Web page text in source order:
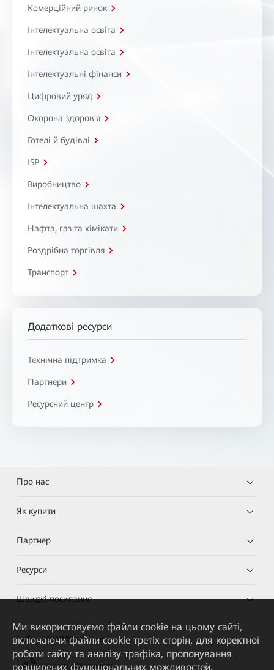
Комерційний ринок
Інтелектуальна освіта
Інтелектуальна освіта
Інтелектуальні фінанси
Цифровий уряд
Охорона здоров'я
Готелі й будівлі
ISP
Виробництво
Інтелектуальна шахта
Нафта, газ та хімікати
Роздрібна торгівля
Транспорт
Додаткові ресурси
Технічна підтримка
Партнери
Ресурсний центр
Про нас
Як купити
Партнер
Ресурси
Швидкі посилання
HUAWEI eKit App
Huawei HiKnow App
Ми використовуємо файли cookie на цьому сайті,
включаючи файли cookie третіх сторін, для коректної
роботи сайту та аналізу трафіка, пропонування
розширених функціональних можливостей,